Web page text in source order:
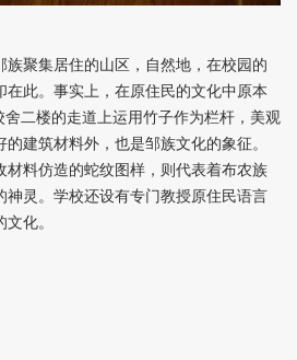
族聚集居住的山区，自然地，在校园的
在此。事实上，在原住民的文化中原本
舍二楼的走道上运用竹子作为栏杆，美观
的建筑材料外，也是邹族文化的象征。
材料仿造的蛇纹图样，则代表着布农族
神灵。学校还设有专门教授原住民语言
化。